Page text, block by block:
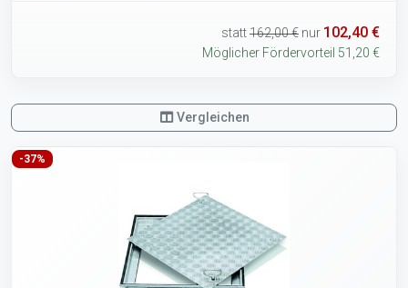
statt162,00 € nur 102,40 €
Möglicher Fördervorteil 51,20 €
Vergleichen
-37%